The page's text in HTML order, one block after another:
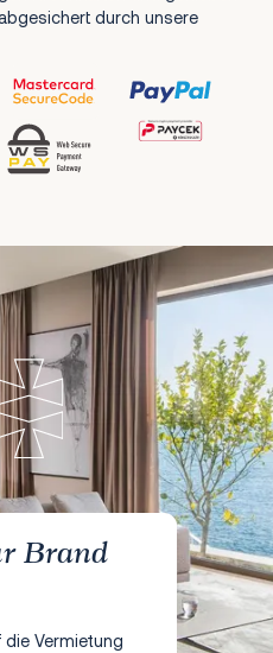
durch unsere
Brand
die Vermietung